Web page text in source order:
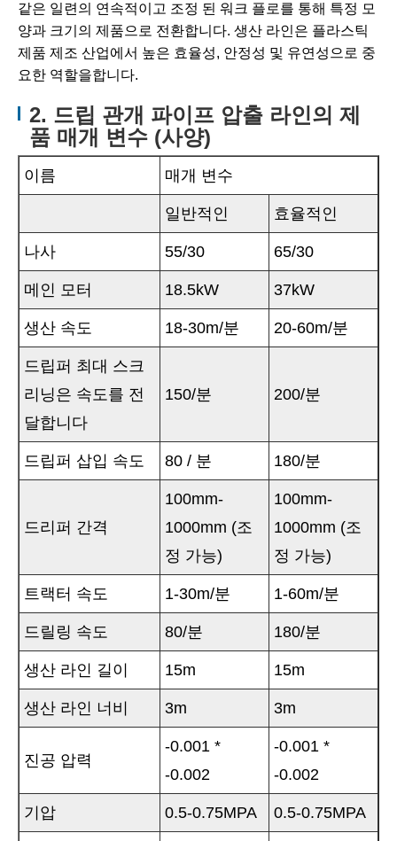
같은 일련의 연속적이고 조정 된 워크 플로를 통해 특정 모
양과 크기의 제품으로 전환합니다. 생산 라인은 플라스틱
제품 제조 산업에서 높은 효율성, 안정성 및 유연성으로 중
요한 역할을합니다.
2. 드립 관개 파이프 압출 라인의 제
품 매개 변수 (사양)
이름 매개 변수
일반적인 효율적인
나사 55/30 65/30
메인 모터 18.5kW 37kW
생산 속도 18-30m/분 20-60m/분
드립퍼 최대 스크
리닝은 속도를 전
달합니다
150/분 200/분
드립퍼 삽입 속도 80 / 분 180/분
드리퍼 간격
100mm-
1000mm (조
정 가능)
100mm-
1000mm (조
정 가능)
트랙터 속도 1-30m/분 1-60m/분
드릴링 속도 80/분 180/분
생산 라인 길이 15m 15m
생산 라인 너비 3m 3m
진공 압력
-0.001 *
-0.002
-0.001 *
-0.002
기압 0.5-0.75MPA 0.5-0.75MPA